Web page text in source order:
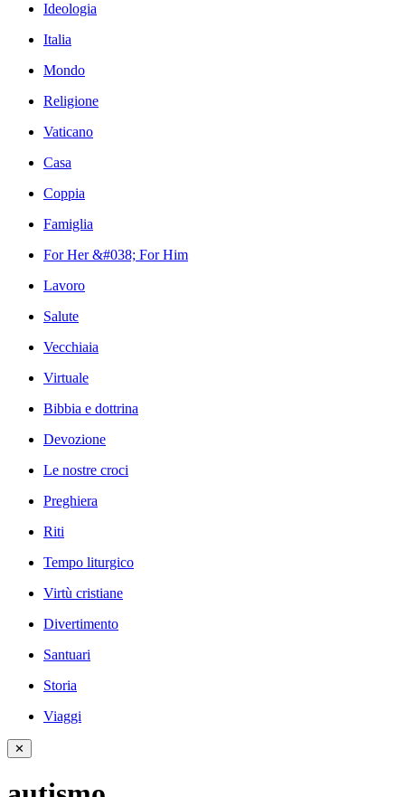
Ideologia
Italia
Mondo
Religione
Vaticano
Casa
Coppia
Famiglia
For Her &#038; For Him
Lavoro
Salute
Vecchiaia
Virtuale
Bibbia e dottrina
Devozione
Le nostre croci
Preghiera
Riti
Tempo liturgico
Virtù cristiane
Divertimento
Santuari
Storia
Viaggi
✕